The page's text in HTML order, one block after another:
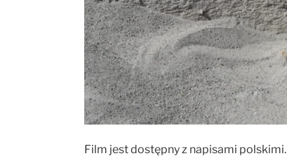
Film jest dostępny z napisami polskimi.